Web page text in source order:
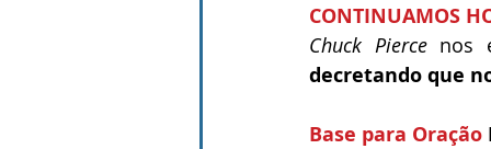
CONTINUAMOS
Chuck Pierce nos
decretando que
Base para Oração